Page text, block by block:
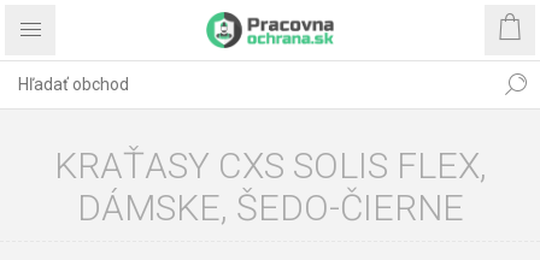
KRAŤASY CXS SOLIS FLEX,
DÁMSKE, ŠEDO-ČIERNE